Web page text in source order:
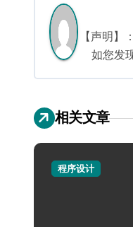
航
【声明
如您发
相关文章
程序设计